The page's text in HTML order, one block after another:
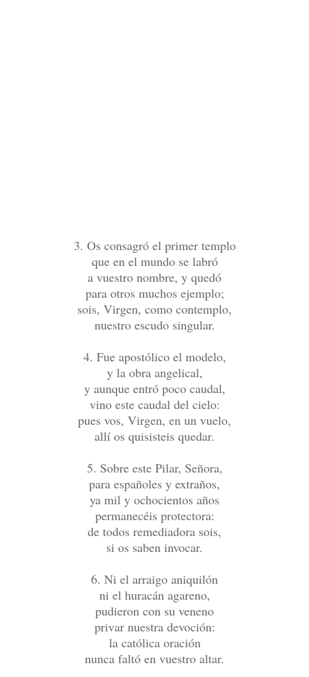
3. Os consagró el primer templo
que en el mundo se labró
a vuestro nombre, y quedó
para otros muchos ejemplo;
sois, Virgen, como contemplo,
nuestro escudo singular.
4. Fue apostólico el modelo,
y la obra angelical,
y aunque entró poco caudal,
vino este caudal del cielo:
pues vos, Virgen, en un vuelo,
allí os quisisteis quedar.
5. Sobre este Pilar, Señora,
para españoles y extraños,
ya mil y ochocientos años
permanecéis protectora:
de todos remediadora sois,
si os saben invocar.
6. Ni el arraigo aniquilón
ni el huracán agareno,
pudieron con su veneno
privar nuestra devoción:
la católica oración
nunca faltó en vuestro altar.